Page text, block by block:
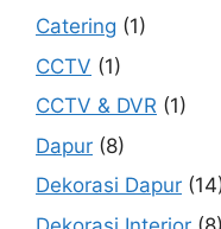
Catering (1)
CCTV (1)
CCTV & DVR (1)
Dapur (8)
Dekorasi Dapur